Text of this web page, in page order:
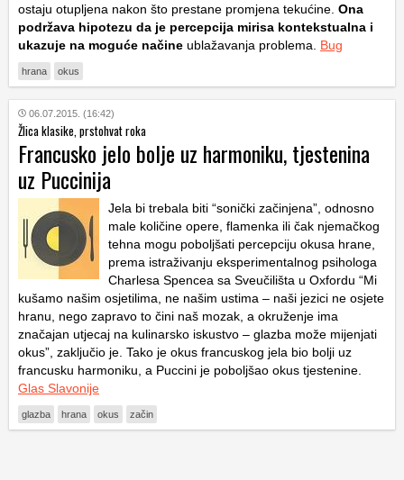
ostaju otupljena nakon što prestane promjena tekućine. Ona
podržava hipotezu da je percepcija mirisa kontekstualna i
ukazuje na moguće načine ublažavanja problema. Bug
hrana okus
06.07.2015. (16:42)
Žlica klasike, prstohvat roka
Francusko jelo bolje uz harmoniku, tjestenina
uz Puccinija
Jela bi trebala biti “sonički začinjena”, odnosno
male količine opere, flamenka ili čak njemačkog
tehna mogu poboljšati percepciju okusa hrane,
prema istraživanju eksperimentalnog psihologa
Charlesa Spencea sa Sveučilišta u Oxfordu “Mi
kušamo našim osjetilima, ne našim ustima – naši jezici ne osjete
hranu, nego zapravo to čini naš mozak, a okruženje ima
značajan utjecaj na kulinarsko iskustvo – glazba može mijenjati
okus”, zaključio je. Tako je okus francuskog jela bio bolji uz
francusku harmoniku, a Puccini je poboljšao okus tjestenine.
Glas Slavonije
glazba hrana okus začin